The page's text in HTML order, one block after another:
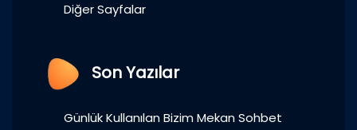
Diğer Sayfalar
Son Yazılar
Günlük Kullanılan Bizim Mekan Sohbet